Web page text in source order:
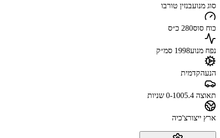
סוג מנועבנזין טורבו
כוח סוס280 כ״ס
נפח מנוע1998 סמ״ק
הנעהקדמית
תאוצה 0-100 5.4 שניות
ארץ ייצורצ'כיה